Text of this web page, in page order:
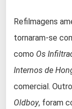
Refilmagens
tornaram-se
como Os
Internos de
comercial.
Oldboy, foram